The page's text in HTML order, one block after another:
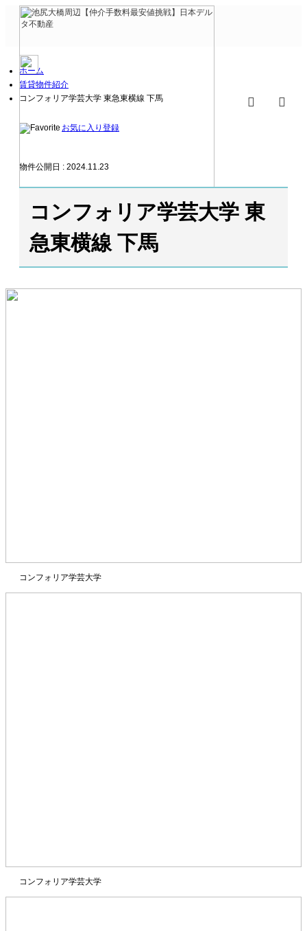
ホーム
賃貸物件紹介
コンフォリア学芸大学 東急東横線 下馬
お気に入り登録
物件公開日 : 2024.11.23
コンフォリア学芸大学 東
急東横線 下馬
コンフォリア学芸大学
コンフォリア学芸大学